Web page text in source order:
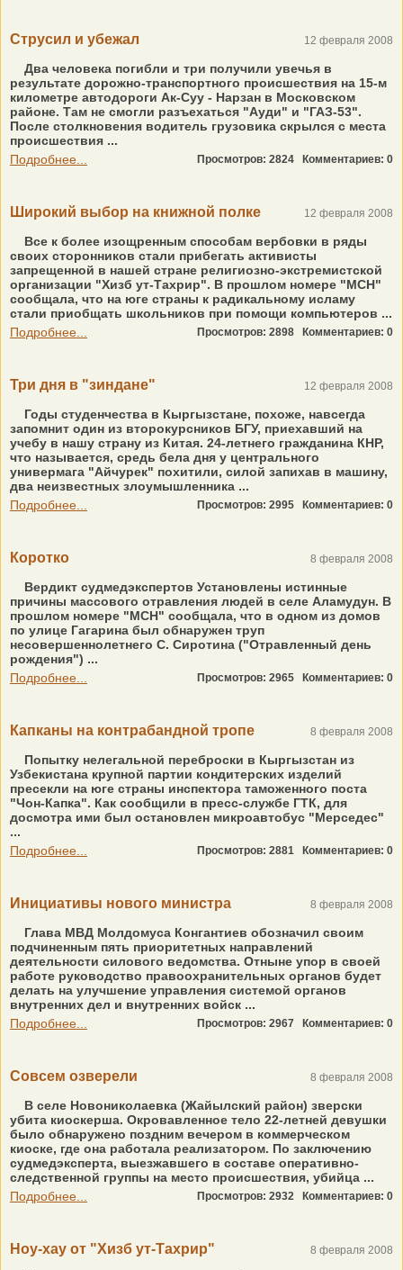
Струсил и убежал 12 февраля 2008
Два человека погибли и три получили увечья в
результате дорожно-транспортного происшествия на 15-м
километре автодороги Ак-Суу - Нарзан в Московском
районе. Там не смогли разъехаться "Ауди" и "ГАЗ-53".
После столкновения водитель грузовика скрылся с места
происшествия ...
Подробнее...
Просмотров: 2824 Комментариев: 0
Широкий выбор на книжной полке 12 февраля 2008
Все к более изощренным способам вербовки в ряды
своих сторонников стали прибегать активисты
запрещенной в нашей стране религиозно-экстремистской
организации "Хизб ут-Тахрир". В прошлом номере "МСН"
сообщала, что на юге страны к радикальному исламу
стали приобщать школьников при помощи компьютеров ...
Подробнее...
Просмотров: 2898 Комментариев: 0
Три дня в "зиндане" 12 февраля 2008
Годы студенчества в Кыргызстане, похоже, навсегда
запомнит один из второкурсников БГУ, приехавший на
учебу в нашу страну из Китая. 24-летнего гражданина КНР,
что называется, средь бела дня у центрального
универмага "Айчурек" похитили, силой запихав в машину,
два неизвестных злоумышленника ...
Подробнее...
Просмотров: 2995 Комментариев: 0
Коротко 8 февраля 2008
Вердикт судмедэкспертов Установлены истинные
причины массового отравления людей в селе Аламудун. В
прошлом номере "МСН" сообщала, что в одном из домов
по улице Гагарина был обнаружен труп
несовершеннолетнего С. Сиротина ("Отравленный день
рождения") ...
Подробнее...
Просмотров: 2965 Комментариев: 0
Капканы на контрабандной тропе 8 февраля 2008
Попытку нелегальной переброски в Кыргызстан из
Узбекистана крупной партии кондитерских изделий
пресекли на юге страны инспектора таможенного поста
"Чон-Капка". Как сообщили в пресс-службе ГТК, для
досмотра ими был остановлен микроавтобус "Мерседес"
...
Подробнее...
Просмотров: 2881 Комментариев: 0
Инициативы нового министра 8 февраля 2008
Глава МВД Молдомуса Конгантиев обозначил своим
подчиненным пять приоритетных направлений
деятельности силового ведомства. Отныне упор в своей
работе руководство правоохранительных органов будет
делать на улучшение управления системой органов
внутренних дел и внутренних войск ...
Подробнее...
Просмотров: 2967 Комментариев: 0
Совсем озверели 8 февраля 2008
В селе Новониколаевка (Жайылский район) зверски
убита киоскерша. Окровавленное тело 22-летней девушки
было обнаружено поздним вечером в коммерческом
киоске, где она работала реализатором. По заключению
судмедэксперта, выезжавшего в составе оперативно-
следственной группы на место происшествия, убийца ...
Подробнее...
Просмотров: 2932 Комментариев: 0
Ноу-хау от "Хизб ут-Тахрир" 8 февраля 2008